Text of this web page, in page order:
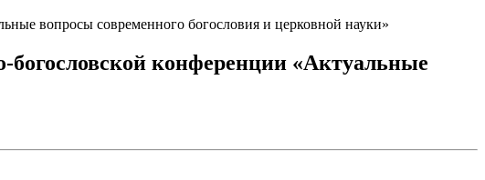
вопросы современного богословия и церковной науки»
конференции «Актуальные